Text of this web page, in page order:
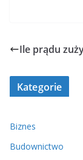
Ile prądu
Kategorie
Biznes
Budownictwo